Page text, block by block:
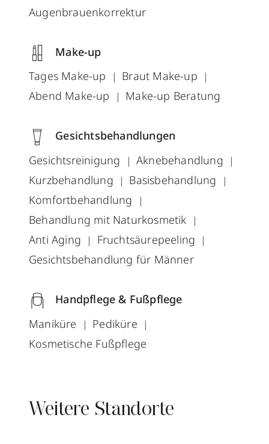
Augenbrauenkorrektur
Make-up
Tages Make-up
Braut Make-up
Abend Make-up
Make-up Beratung
Gesichtsbehandlungen
Gesichtsreinigung
Aknebehandlung
Kurzbehandlung
Basisbehandlung
Komfortbehandlung
Behandlung mit Naturkosmetik
Anti Aging
Fruchtsäurepeeling
Gesichtsbehandlung für Männer
Handpflege & Fußpflege
Maniküre
Pediküre
Kosmetische Fußpflege
Weitere Standorte